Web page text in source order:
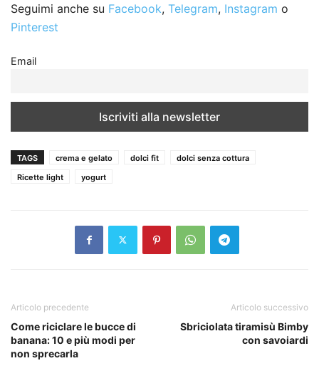
Seguimi anche su Facebook, Telegram, Instagram o
Pinterest
Email
TAGS crema e gelato dolci fit
dolci senza cottura
Ricette light
yogurt
Articolo precedente
Come riciclare le bucce di
banana: 10 e più modi per
non sprecarla
Articolo successivo
Sbriciolata tiramisù Bimby
con savoiardi